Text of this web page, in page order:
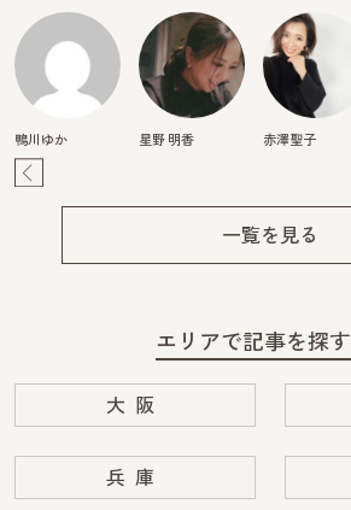
鴨川ゆか 星野 明香 赤澤聖子
一覧を見る
エリアで記事を探す
大阪
兵庫